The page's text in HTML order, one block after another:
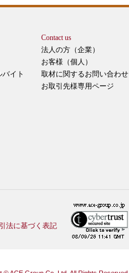
イト
Contact us
法人の方（企業）
お客様（個人）
取材に関するお問い合わせ
お取引先様専用ページ
法に基づく表記